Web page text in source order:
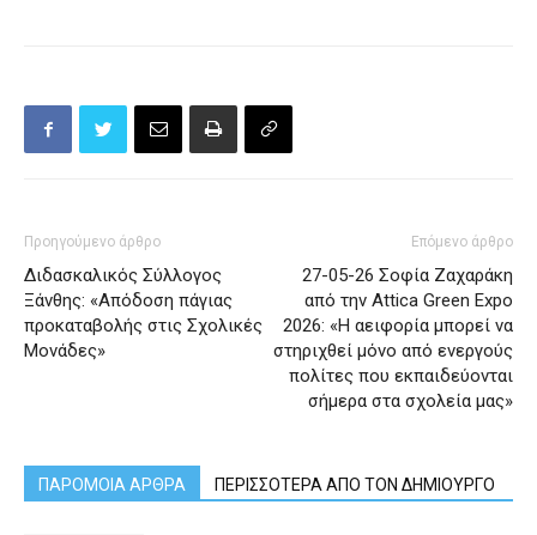
Προηγούμενο άρθρο
Διδασκαλικός Σύλλογος
Ξάνθης: «Απόδοση πάγιας
προκαταβολής στις Σχολικές
Μονάδες»
Επόμενο άρθρο
27-05-26 Σοφία Ζαχαράκη
από την Attica Green Expo
2026: «Η αειφορία μπορεί να
στηριχθεί μόνο από ενεργούς
πολίτες που εκπαιδεύονται
σήμερα στα σχολεία μας»
ΠΑΡΟΜΟΙΑ ΑΡΘΡΑ ΠΕΡΙΣΣΟΤΕΡΑ ΑΠΟ ΤΟΝ ΔΗΜΙΟΥΡΓΟ